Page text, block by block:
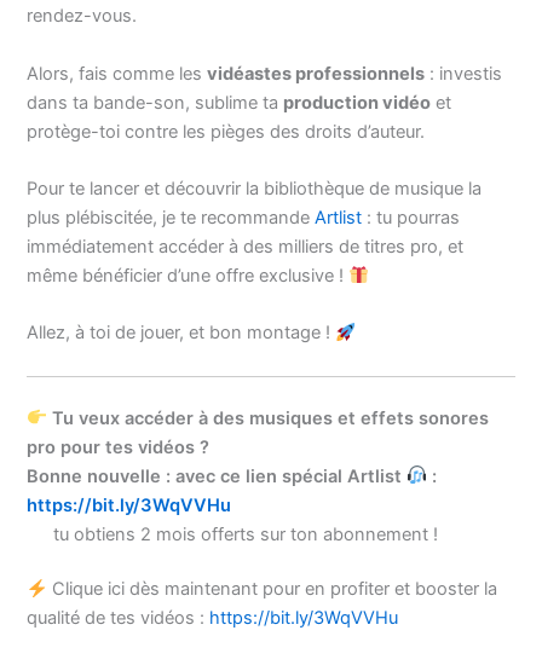
rendez-vous.
Alors, fais comme lesvidéastes professionnels : investis
dans ta bande-son, sublime ta production vidéo et
protège-toi contre les pièges des droits d’auteur.
Pour te lancer et découvrir la bibliothèque de musique la
plus plébiscitée, je te recommandeArtlist : tu pourras
immédiatement accéder à des milliers de titres pro, et
même bénéficier d’une offre exclusive !
Allez, à toi de jouer, et bon montage !
Tu veux accéder à des musiques et effets sonores
pro pour tes vidéos ?
Bonne nouvelle : avec ce lien spécial Artlist
:
https://bit.ly/3WqVVHu
tu obtiens 2 mois offerts sur ton abonnement !
Clique ici dès maintenant pour en profiter et booster la
qualité de tes vidéos : https://bit.ly/3WqVVHu